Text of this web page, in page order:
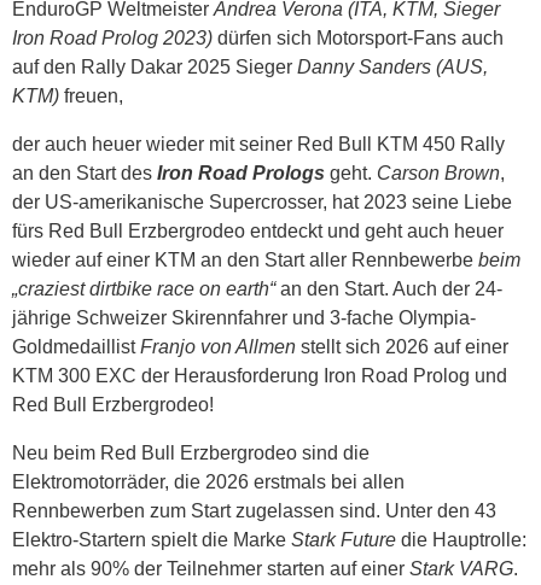
EnduroGP Weltmeister Andrea Verona (ITA, KTM, Sieger
Iron Road Prolog 2023) dürfen sich Motorsport-Fans auch
auf den Rally Dakar 2025 Sieger Danny Sanders (AUS,
KTM) freuen,
der auch heuer wieder mit seiner Red Bull KTM 450 Rally
an den Start des Iron Road Prologs geht. Carson Brown,
der US-amerikanische Supercrosser, hat 2023 seine Liebe
fürs Red Bull Erzbergrodeo entdeckt und geht auch heuer
wieder auf einer KTM an den Start aller Rennbewerbe beim
„craziest dirtbike race on earth“an den Start. Auch der 24-
jährige Schweizer Skirennfahrer und 3-fache Olympia-
GoldmedaillistFranjo von Allmen stellt sich 2026 auf einer
KTM 300 EXC der Herausforderung Iron Road Prolog und
Red Bull Erzbergrodeo!
Neu beim Red Bull Erzbergrodeo sind die
Elektromotorräder, die 2026 erstmals bei allen
Rennbewerben zum Start zugelassen sind. Unter den 43
Elektro-Startern spielt die Marke Stark Future die Hauptrolle:
mehr als 90% der Teilnehmer starten auf einer Stark VARG.